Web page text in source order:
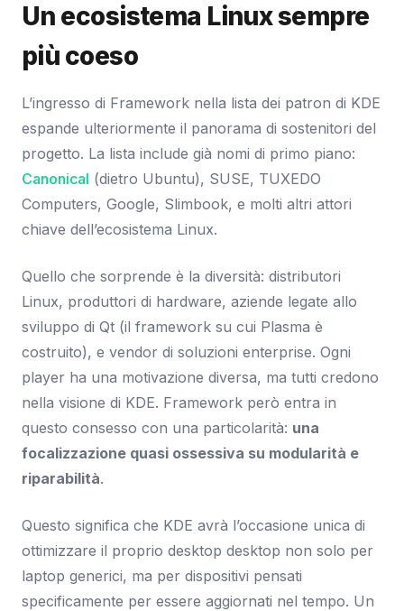
Un ecosistema Linux sempre
più coeso
L’ingresso di Framework nella lista dei patron di KDE
espande ulteriormente il panorama di sostenitori del
progetto. La lista include già nomi di primo piano:
Canonical (dietro Ubuntu), SUSE, TUXEDO
Computers, Google, Slimbook, e molti altri attori
chiave dell’ecosistema Linux.
Quello che sorprende è la diversità: distributori
Linux, produttori di hardware, aziende legate allo
sviluppo di Qt (il framework su cui Plasma è
costruito), e vendor di soluzioni enterprise. Ogni
player ha una motivazione diversa, ma tutti credono
nella visione di KDE. Framework però entra in
questo consesso con una particolarità: una
focalizzazione quasi ossessiva su modularità e
riparabilità.
Questo significa che KDE avrà l’occasione unica di
ottimizzare il proprio desktop desktop non solo per
laptop generici, ma per dispositivi pensati
specificamente per essere aggiornati nel tempo. Un